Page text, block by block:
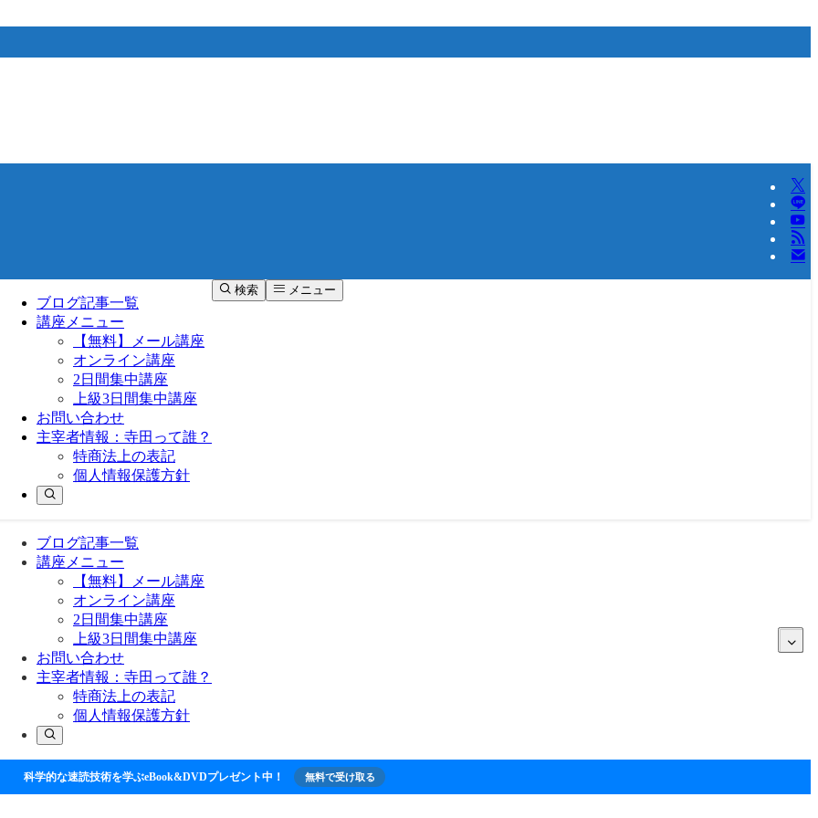
ブログ記事一覧
講座メニュー
【無料】メール講座
オンライン講座
2日間集中講座
上級3日間集中講座
お問い合わせ
主宰者情報：寺田って誰？
特商法上の表記
個人情報保護方針
検索 メニュー
ブログ記事一覧
講座メニュー
【無料】メール講座
オンライン講座
2日間集中講座
上級3日間集中講座
お問い合わせ
主宰者情報：寺田って誰？
特商法上の表記
個人情報保護方針
科学的な速読技術を学ぶeBook&DVDプレゼント中！ 無料で受け取る